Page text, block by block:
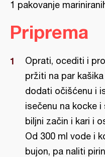
1 pakovanje
Priprema
Oprati, ocediti i
pržiti na par
dodati očišćenu i
isečenu na kocke
biljni začin i kari i
Od 300 ml vode i
bujon, pa naliti